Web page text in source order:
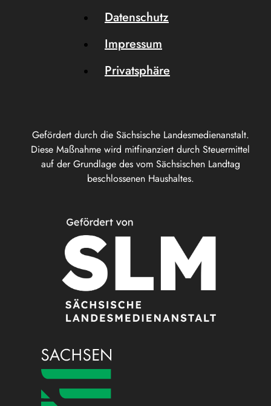
Gefördert durch die Sächsische Landesmedienanstalt.
Diese Maßnahme wird mitfinanziert durch Steuermittel
auf der Grundlage des vom Sächsischen Landtag
beschlossenen Haushaltes.
Datenschutz
Impressum
Privatsphäre